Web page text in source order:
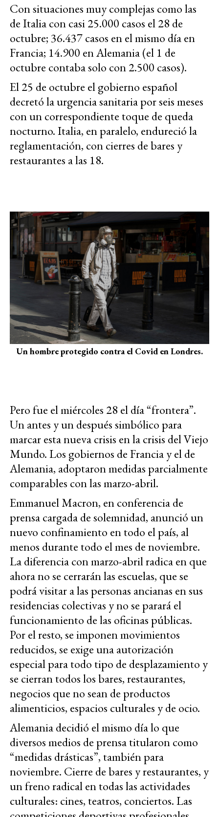
Con situaciones muy complejas como las
de Italia con casi 25.000 casos el 28 de
octubre; 36.437 casos en el mismo día en
Francia; 14.900 en Alemania (el 1 de
octubre contaba solo con 2.500 casos).
El 25 de octubre el gobierno español
decretó la urgencia sanitaria por seis meses
con un correspondiente toque de queda
nocturno. Italia, en paralelo, endureció la
reglamentación, con cierres de bares y
restaurantes a las 18.
Un hombre protegido contra el Covid en Londres.
Pero fue el miércoles 28 el día “frontera”.
Un antes y un después simbólico para
marcar esta nueva crisis en la crisis del Viejo
Mundo. Los gobiernos de Francia y el de
Alemania, adoptaron medidas parcialmente
comparables con las marzo-abril.
Emmanuel Macron, en conferencia de
prensa cargada de solemnidad, anunció un
nuevo confinamiento en todo el país, al
menos durante todo el mes de noviembre.
La diferencia con marzo-abril radica en que
ahora no se cerrarán las escuelas, que se
podrá visitar a las personas ancianas en sus
residencias colectivas y no se parará el
funcionamiento de las oficinas públicas.
Por el resto, se imponen movimientos
reducidos, se exige una autorización
especial para todo tipo de desplazamiento y
se cierran todos los bares, restaurantes,
negocios que no sean de productos
alimenticios, espacios culturales y de ocio.
Alemania decidió el mismo día lo que
diversos medios de prensa titularon como
“medidas drásticas”, también para
noviembre. Cierre de bares y restaurantes, y
un freno radical en todas las actividades
culturales: cines, teatros, conciertos. Las